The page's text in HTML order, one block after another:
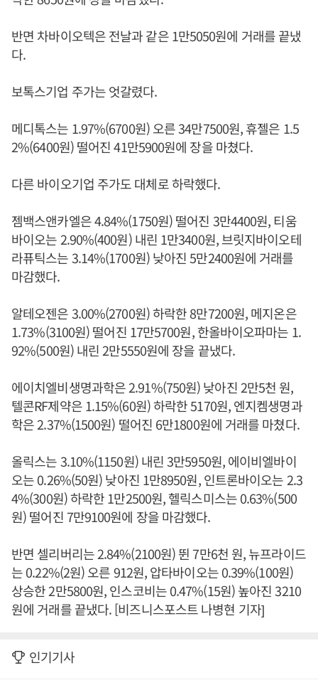
반면 차바이오텍은 전날과 같은 1만5050원에 거래를 끝냈
다.
보톡스기업 주가는 엇갈렸다.
메디톡스는 1.97%(6700원) 오른 34만7500원, 휴젤은 1.5
2%(6400원) 떨어진 41만5900원에 장을 마쳤다.
다른 바이오기업 주가도 대체로 하락했다.
젬백스앤카엘은 4.84%(1750원) 떨어진 3만4400원, 티움
바이오는 2.90%(400원) 내린 1만3400원, 브릿지바이오테
라퓨틱스는 3.14%(1700원) 낮아진 5만2400원에 거래를
마감했다.
알테오젠은 3.00%(2700원) 하락한 8만7200원, 메지온은
1.73%(3100원) 떨어진 17만5700원, 한올바이오파마는 1.
92%(500원) 내린 2만5550원에 장을 끝냈다.
에이치엘비생명과학은 2.91%(750원) 낮아진 2만5천 원,
텔콘RF제약은 1.15%(60원) 하락한 5170원, 엔지켐생명과
학은 2.37%(1500원) 떨어진 6만1800원에 거래를 마쳤다.
올릭스는 3.10%(1150원) 내린 3만5950원, 에이비엘바이
오는 0.26%(50원) 낮아진 1만8950원, 인트론바이오는 2.3
4%(300원) 하락한 1만2500원, 헬릭스미스는 0.63%(500
원) 떨어진 7만9100원에 장을 마감했다.
반면 셀리버리는 2.84%(2100원) 뛴 7만6천 원, 뉴프라이드
는 0.22%(2원) 오른 912원, 압타바이오는 0.39%(100원)
상승한 2만5800원, 인스코비는 0.47%(15원) 높아진 3210
원에 거래를 끝냈다. [비즈니스포스트 나병현 기자]
인기기사